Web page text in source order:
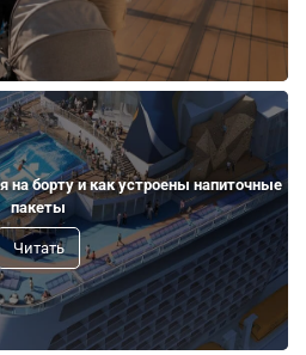
на борту и как устроены напиточные
пакеты
Читать